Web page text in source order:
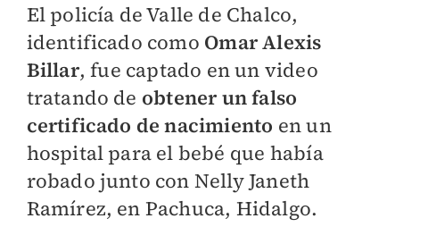
El policía de Valle de Chalco,
identificado como Omar Alexis
Billar, fue captado en un video
tratando de obtener un falso
certificado de nacimiento en un
hospital para el bebé que había
robado junto con Nelly Janeth
Ramírez, en Pachuca, Hidalgo.